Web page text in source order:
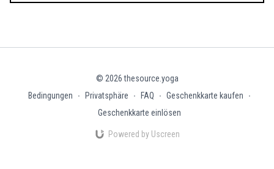
© 2026 thesource.yoga
Bedingungen
∙ Privatsphäre ∙ FAQ ∙ Geschenkkarte kaufen
∙
Geschenkkarte einlösen
Powered by Uscreen